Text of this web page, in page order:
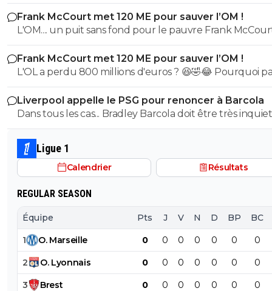
etait top mais depuis quelques match etait en dessus.
et bon vent a lui pour le reste de sa carrière ...
Frank McCourt met 120 ME pour sauver l’OM !
L'OM.... un puit sans fond pour le pauvre Frank
Frank McCourt met 120 ME pour sauver l’OM !
L'OL a perdu 800 millions d'euros ? 😆🤣😂 Pourquoi pas un
milliard tant que tu y es ! ^^
Liverpool appelle le PSG pour renoncer à Barcola
Dans tous les cas... Bradley Barcola doit être très inquiet.
qui est vraiment compréhensible lorsque l'on sait
le PSG a traiter Kylian Mbappé lorsqu'il avait voulu
PSG.
Ligue 1
Calendrier Résultats
REGULAR SEASON
Équipe Pts J V N D BP BC
1 O. Marseille 0 0 0 0 0 0 0
2 O. Lyonnais 0 0 0 0 0 0 0
3 Brest 0 0 0 0 0 0 0